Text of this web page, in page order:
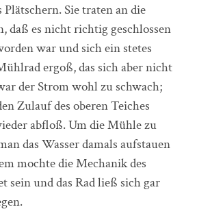
Sie traten an die
daß es nicht richtig geschlossen
war und sich ein stetes
ergoß, das sich aber nicht
der Strom wohl zu schwach;
Zulauf des oberen Teiches
abfloß. Um die Mühle zu
das Wasser damals aufstauen
mochte die Mechanik des
sein und das Rad ließ sich gar